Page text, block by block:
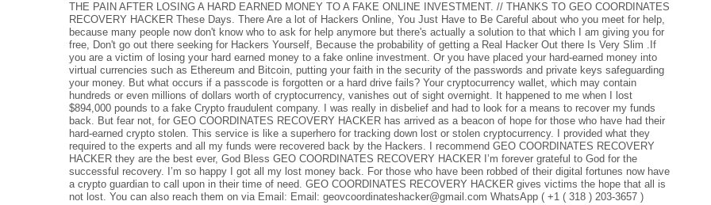
THE PAIN AFTER LOSING A HARD EARNED MONEY TO A FAKE ONLINE INVESTMENT. // THANKS TO GEO COORDINATES
RECOVERY HACKER These Days. There Are a lot of Hackers Online, You Just Have to Be Careful about who you meet for help,
because many people now don't know who to ask for help anymore but there's actually a solution to that which I am giving you for
free, Don't go out there seeking for Hackers Yourself, Because the probability of getting a Real Hacker Out there Is Very Slim .If
you are a victim of losing your hard earned money to a fake online investment. Or you have placed your hard-earned money into
virtual currencies such as Ethereum and Bitcoin, putting your faith in the security of the passwords and private keys safeguarding
your money. But what occurs if a passcode is forgotten or a hard drive fails? Your cryptocurrency wallet, which may contain
hundreds or even millions of dollars worth of cryptocurrency, vanishes out of sight overnight. It happened to me when I lost
$894,000 pounds to a fake Crypto fraudulent company. I was really in disbelief and had to look for a means to recover my funds
back. But fear not, for GEO COORDINATES RECOVERY HACKER has arrived as a beacon of hope for those who have had their
hard-earned crypto stolen. This service is like a superhero for tracking down lost or stolen cryptocurrency. I provided what they
required to the experts and all my funds were recovered back by the Hackers. I recommend GEO COORDINATES RECOVERY
HACKER they are the best ever, God Bless GEO COORDINATES RECOVERY HACKER I’m forever grateful to God for the
successful recovery. I’m so happy I got all my lost money back. For those who have been robbed of their digital fortunes now have
a crypto guardian to call upon in their time of need. GEO COORDINATES RECOVERY HACKER gives victims the hope that all is
not lost. You can also reach them on via Email: Email: geovcoordinateshacker@gmail.com WhatsApp ( +1 ( 318 ) 203-3657 )